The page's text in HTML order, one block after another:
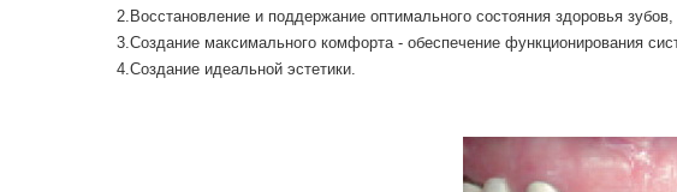
2.Восстановление и поддержание оптимального состояния здоровья
3.Создание максимального комфорта - обеспечение функционирования
4.Создание идеальной эстетики.